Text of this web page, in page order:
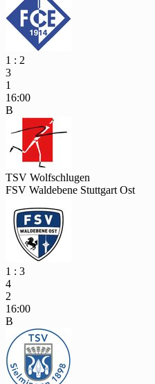
1 : 2
3
1
16:00
B
TSV Wolfschlugen
FSV Waldebene Stuttgart Ost
1 : 3
4
2
16:00
B